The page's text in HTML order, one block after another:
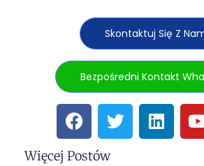
Skontaktuj Się Z
Bezpośredni Kontakt
Więcej Postów